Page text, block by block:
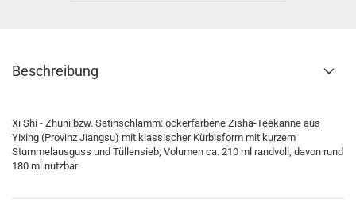
Beschreibung
Xi Shi - Zhuni bzw. Satinschlamm: ockerfarbene Zisha-Teekanne aus
Yixing (Provinz Jiangsu) mit klassischer Kürbisform mit kurzem
Stummelausguss und Tüllensieb; Volumen ca. 210 ml randvoll, davon rund
180 ml nutzbar